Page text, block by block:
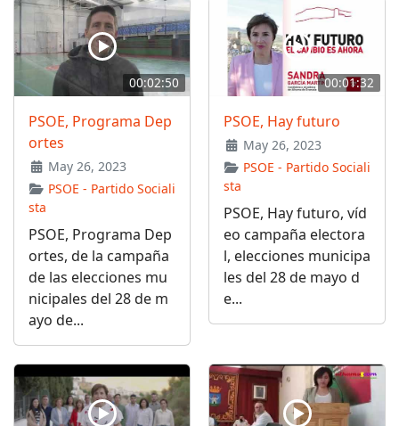
00:02:50
PSOE, Programa Dep
ortes
May 26, 2023
PSOE - Partido Sociali
sta
PSOE, Programa Dep
ortes, de la campaña
de las elecciones mu
nicipales del 28 de m
ayo de...
00:01:32
PSOE, Hay futuro
May 26, 2023
PSOE - Partido Sociali
sta
PSOE, Hay futuro, víd
eo campaña electora
l, elecciones municipa
les del 28 de mayo d
e...